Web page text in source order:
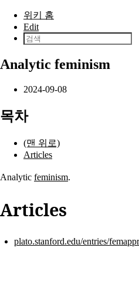
본문으로 건너뛰기
위키 홈
Edit
Analytic feminism
2024-09-08
목차
(맨 위로)
Articles
Analytic feminism.
Articles
plato.stanford.edu/entries/